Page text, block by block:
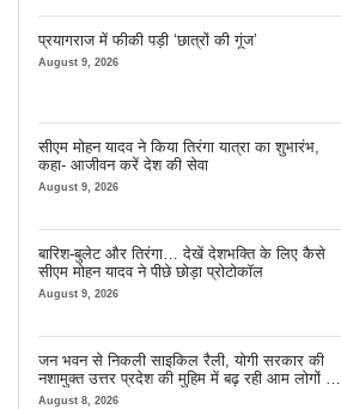
प्रयागराज में फीकी पड़ी ‘छात्रों की गूंज’
August 9, 2026
सीएम मोहन यादव ने किया तिरंगा यात्रा का शुभारंभ,
कहा- आजीवन करें देश की सेवा
August 9, 2026
बारिश-बुलेट और तिरंगा… देखें देशभक्ति के लिए कैसे
सीएम मोहन यादव ने पीछे छोड़ा प्रोटोकॉल
August 9, 2026
जन भवन से निकली साइकिल रैली, योगी सरकार की
नशामुक्त उत्तर प्रदेश की मुहिम में बढ़ रही आम लोगों की
भागीदारी
August 8, 2026